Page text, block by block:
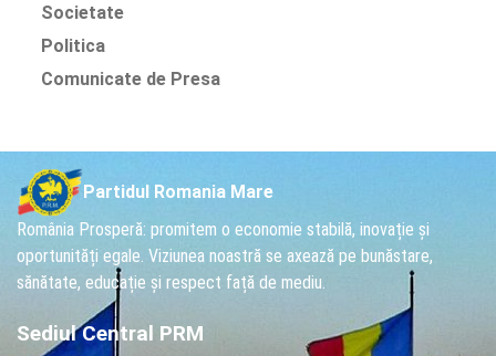
Societate
Politica
Comunicate de Presa
Partidul Romania Mare
România Prosperă: promitem o economie stabilă, inovație și
oportunități egale. Viziunea noastră se axează pe bunăstare,
sănătate, educație și respect față de mediu.
Sediul Central PRM